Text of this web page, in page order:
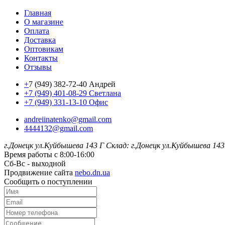
Главная
О магазине
Оплата
Доставка
Оптовикам
Контакты
Отзывы
+7 (949) 382-72-40 Андрей
+7 (949) 401-08-29 Светлана
+7 (949) 331-13-10 Офис
andreiinatenko@gmail.com
4444132@gmail.com
г.Донецк ул.Куйбышева 143 Г Склад: г.Донецк ул.Куйбышева
Время работы с 8:00-16:00
Сб-Вс - выходной
Продвижение сайта nebo.dn.ua
Сообщить о поступлении